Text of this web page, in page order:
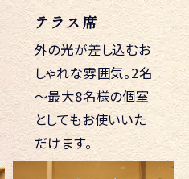
テラス席
外の光が差し込むお
しゃれな雰囲気。2名
～最大8名様の個室
としてもお使いいた
だけます。